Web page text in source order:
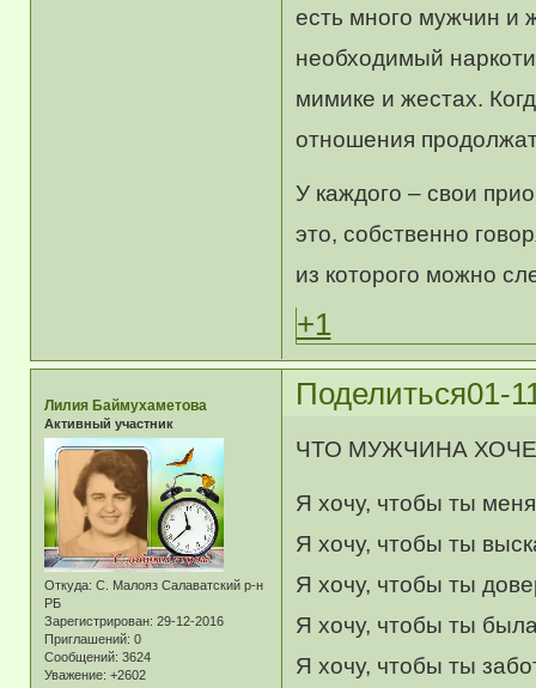
есть много мужчин и
необходимый
мимике и жестах.
отношения
У каждого – свои
это, собственно
из которого можно
+1
Поделиться01-
Лилия Баймухаметова
Активный участник
Откуда: С. Малояз Салаватский р-н
РБ
Зарегистрирован: 29-12-2016
Приглашений: 0
Сообщений: 3624
Уважение: +2602
ЧТО МУЖЧИНА
Я хочу, чтобы ты
Я хочу, чтобы ты
Я хочу, чтобы ты
Я хочу, чтобы ты
Я хочу, чтобы ты